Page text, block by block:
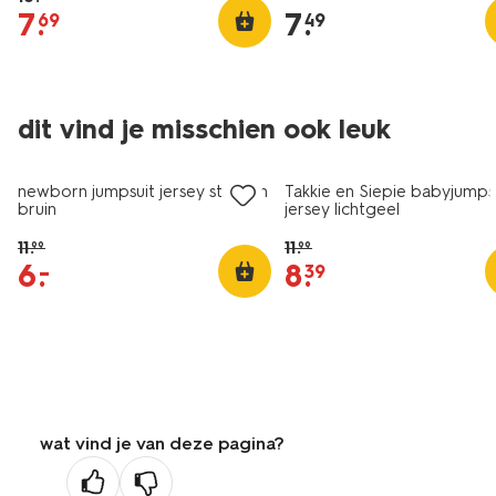
7.
69 7.
49
dit vind je misschien ook leuk
sale
newborn jumpsuit jersey strepen
bruin
11.99
6.
–
sale
Takkie en Siepie
jersey lichtgeel
11.99
8.
39
wat vind je van deze pagina?